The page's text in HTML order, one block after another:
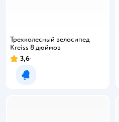
Трехколесный велосипед
Kreiss 8 дюймов
3,6
Уведомить о появлении